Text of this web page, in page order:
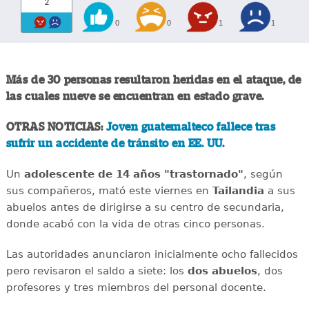
2
0 0 1 1
Más de 30 personas resultaron heridas en el ataque, de
las cuales nueve se encuentran en estado grave.
OTRAS NOTICIAS: Joven guatemalteco fallece tras
sufrir un accidente de tránsito en EE. UU.
Un adolescente de 14 años "trastornado", según
sus compañeros, mató este viernes en Tailandia a sus
abuelos antes de dirigirse a su centro de secundaria,
donde acabó con la vida de otras cinco personas.
Las autoridades anunciaron inicialmente ocho fallecidos
pero revisaron el saldo a siete: los dos abuelos, dos
profesores y tres miembros del personal docente.